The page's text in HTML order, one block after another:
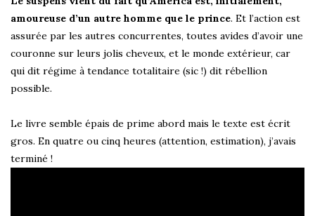
amoureuse d’un autre homme que le prince. Et l’action est
assurée par les autres concurrentes, toutes avides d’avoir une
couronne sur leurs jolis cheveux, et le monde extérieur, car
qui dit régime à tendance totalitaire (sic !) dit rébellion
possible.
Le livre semble épais de prime abord mais le texte est écrit
gros. En quatre ou cinq heures (attention, estimation), j’avais
terminé !